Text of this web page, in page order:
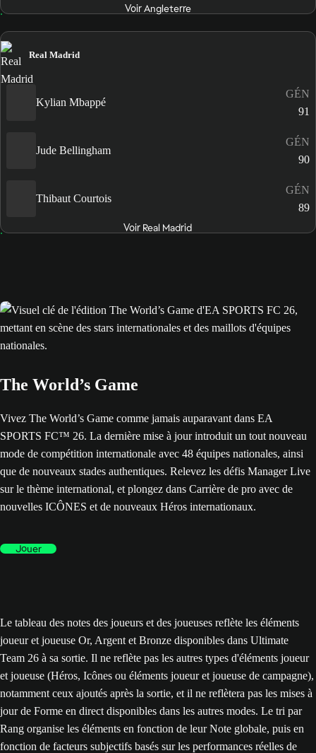
Voir Angleterre
Real Madrid
Kylian Mbappé
GÉN
91
Jude Bellingham
GÉN
90
Thibaut Courtois
GÉN
89
Voir Real Madrid
The World’s Game
Vivez The World’s Game comme jamais auparavant dans EA
SPORTS FC™ 26. La dernière mise à jour introduit un tout nouveau
mode de compétition internationale avec 48 équipes nationales, ainsi
que de nouveaux stades authentiques. Relevez les défis Manager Live
sur le thème international, et plongez dans Carrière de pro avec de
nouvelles ICÔNES et de nouveaux Héros internationaux.
Jouer
Le tableau des notes des joueurs et des joueuses reflète les éléments
joueur et joueuse Or, Argent et Bronze disponibles dans Ultimate
Team 26 à sa sortie. Il ne reflète pas les autres types d'éléments joueur
et joueuse (Héros, Icônes ou éléments joueur et joueuse de campagne),
notamment ceux ajoutés après la sortie, et il ne reflètera pas les mises à
jour de Forme en direct disponibles dans les autres modes. Le tri par
Rang organise les éléments en fonction de leur Note globale, puis en
fonction de facteurs subjectifs basés sur les performances réelles de